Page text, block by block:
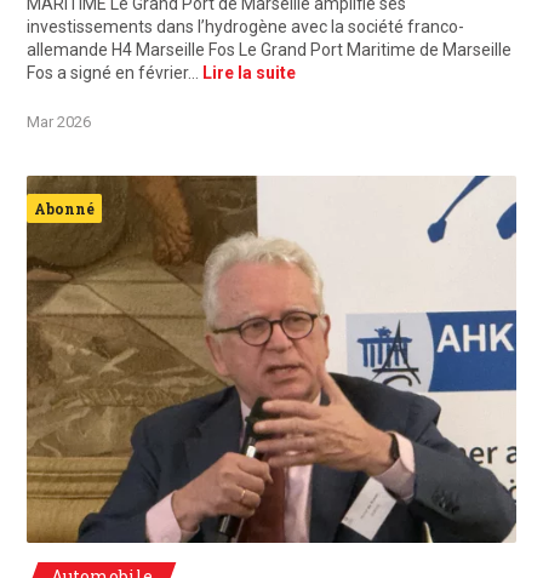
investissements dans l’hydrogène avec la société franco-
allemande H4 Marseille Fos Le Grand Port Maritime de Marseille
Fos a signé en février…
Lire la suite
Mar 2026
Abonné